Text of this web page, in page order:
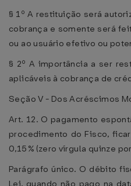
§ 1º A restituição será
cobrança e somente será
ou ao usuário efetivo ou
§ 2º A importância a ser
aplicáveis à cobrança de
Seção V - Dos Acréscimos
Art. 12. O pagamento
procedimento do Fisco,
0,15% (zero vírgula quinze
Parágrafo único. O débito
Lei, quando não pago na